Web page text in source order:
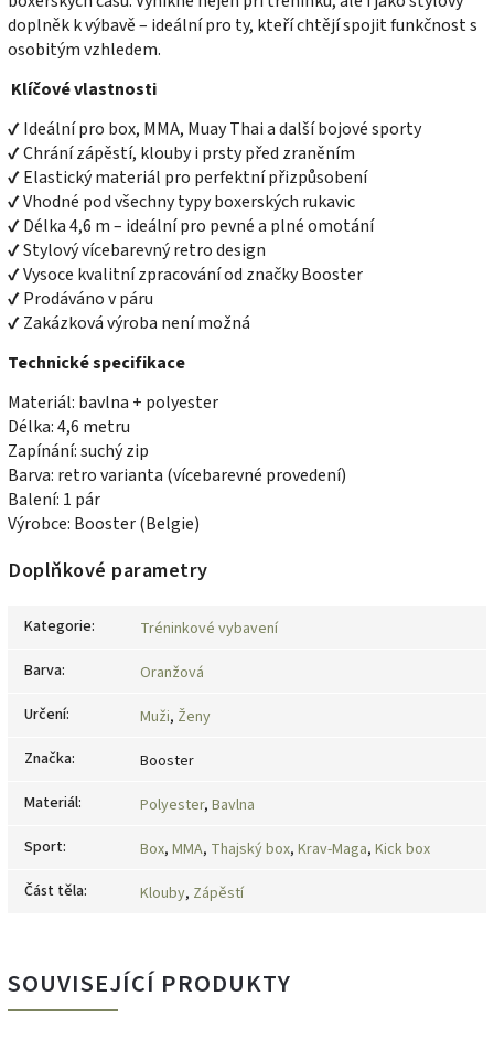
doplněk k výbavě – ideální pro ty, kteří chtějí spojit funkčnost s
osobitým vzhledem.
Klíčové vlastnosti
✔ Ideální pro box, MMA, Muay Thai a další bojové sporty
✔ Chrání zápěstí, klouby i prsty před zraněním
✔ Elastický materiál pro perfektní přizpůsobení
✔ Vhodné pod všechny typy boxerských rukavic
✔ Délka 4,6 m – ideální pro pevné a plné omotání
✔ Stylový vícebarevný retro design
✔ Vysoce kvalitní zpracování od značky Booster
✔ Prodáváno v páru
✔ Zakázková výroba není možná
Technické specifikace
Materiál: bavlna + polyester
Délka: 4,6 metru
Zapínání: suchý zip
Barva: retro varianta (vícebarevné provedení)
Balení: 1 pár
Výrobce: Booster (Belgie)
Doplňkové parametry
Kategorie:
Tréninkové vybavení
Barva:
Oranžová
Určení: Muži, Ženy
Značka:
Booster
Materiál: Polyester, Bavlna
Sport: Box, MMA, Thajský box, Krav-Maga, Kick box
Část těla: Klouby, Zápěstí
SOUVISEJÍCÍ PRODUKTY